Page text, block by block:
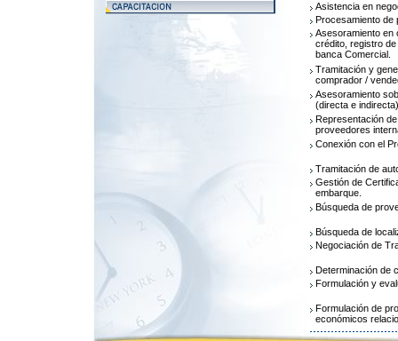
Asistencia en
Procesamiento de
Asesoramiento en
crédito, registro
banca Comercial.
Tramitación y
comprador /
Asesoramiento
(directa e
Representación
proveedores
Conexión con el
Tramitación de
Gestión de
embarque.
Búsqueda de
Búsqueda de
Negociación de
Determinación de
Formulación y
Formulación de
económicos